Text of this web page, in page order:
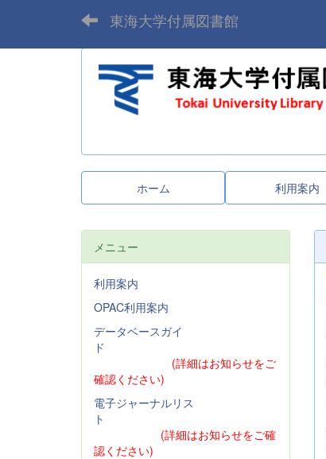
東海大学付属図書館
ホーム 利用案内
メニュー
利用案内
OPAC利用案内
データベースガイ
ド
(詳細はお知らせをご
確認ください)
電子ジャーナルリス
ト
(詳細はお知らせをご確
認ください)